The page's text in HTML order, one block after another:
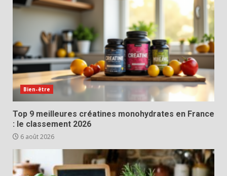
Bien-être
Top 9 meilleures créatines monohydrates en France
: le classement 2026
6 août 2026